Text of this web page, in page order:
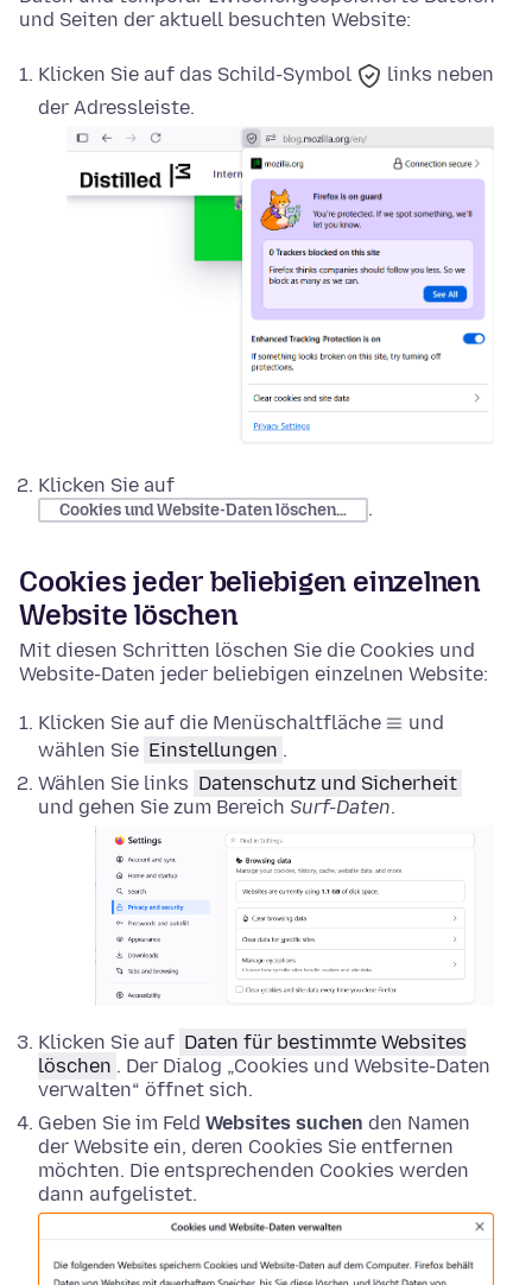
und Seiten der aktuell besuchten Website:
Klicken Sie auf das Schild-Symbol
links neben
der Adressleiste.
Klicken Sie auf
Cookies und Website-Daten löschen… .
Cookies jeder beliebigen einzelnen
Website löschen
Mit diesen Schritten löschen Sie die Cookies und
Website-Daten jeder beliebigen einzelnen Website:
Klicken Sie auf die Menüschaltfläche
und
wählen Sie Einstellungen .
Wählen Sie links Datenschutz und Sicherheit
und gehen Sie zum Bereich Surf-Daten.
Klicken Sie auf Daten für bestimmte Websites
löschen . Der Dialog „Cookies und Website-Daten
verwalten“ öffnet sich.
Geben Sie im Feld Websites suchen den Namen
der Website ein, deren Cookies Sie entfernen
möchten. Die entsprechenden Cookies werden
dann aufgelistet.